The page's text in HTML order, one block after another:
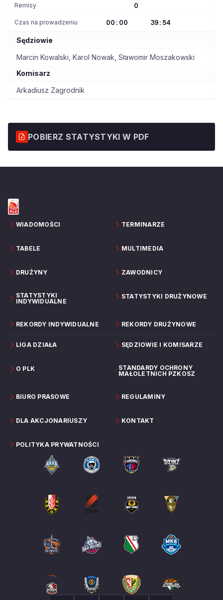
Sędziowie
Marcin Kowalski, Karol Nowak, Sławomir Moszakowski
Komisarz
Arkadiusz Zagrodnik
Remisy 0
Czas na prowadzeniu 00:00 39:54
POBIERZ STATYSTYKI W PDF
WIADOMOŚCI TERMINARZE
TABELE MULTIMEDIA
DRUŻYNY ZAWODNICY
STATYSTYKI
INDYWIDUALNE
STATYSTYKI DRUŻYNOWE
REKORDY INDYWIDUALNE REKORDY DRUŻYNOWE
LIGA DZIAŁA SĘDZIOWIE I KOMISARZE
O PLK
STANDARDY OCHRONY
MAŁOLETNICH PZKOSZ
BIURO PRASOWE REGULAMINY
DLA AKCJONARIUSZY KONTAKT
POLITYKA PRYWATNOŚCI